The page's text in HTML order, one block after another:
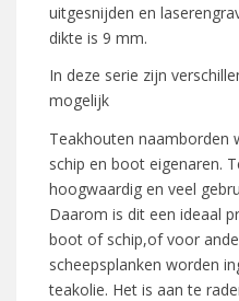
uitgesnijden en
dikte is 9 mm.
In deze serie zijn
mogelijk
Teakhouten naamborden
schip en boot eigenaren.
hoogwaardig en veel
Daarom is dit een ideaal
boot of schip,of voor
scheepsplanken worden
teakolie. Het is aan te